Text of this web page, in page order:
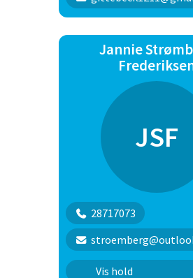
Jannie
JSF
28717073
Vis hold
SAR